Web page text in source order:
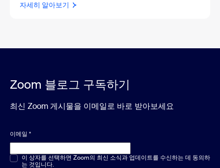
자세히 알아보기
Zoom 블로그 구독하기
최신 Zoom 게시물을 이메일로 바로 받아보세요
이메일 *
객관식 또는 단답형*
이 상자를 선택하면 Zoom의 최신 소식과 업데이트를 수신하는 데 동의하
는 것입니다.